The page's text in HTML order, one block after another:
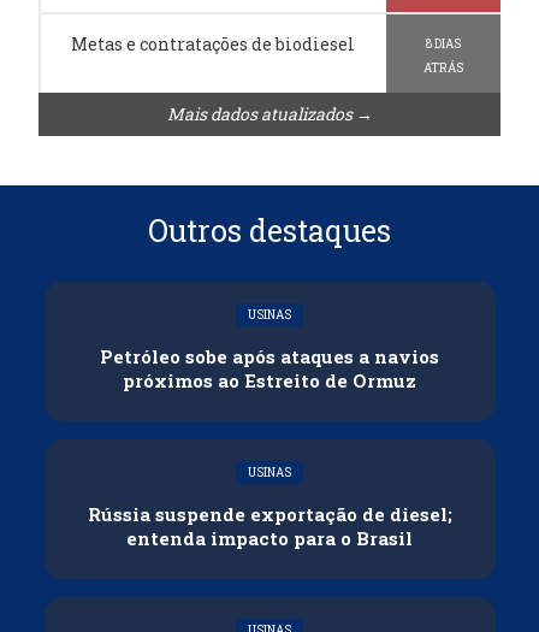
Metas e contratações de biodiesel
8 DIAS
ATRÁS
Mais dados atualizados →
Outros destaques
USINAS
Petróleo sobe após ataques a navios
próximos ao Estreito de Ormuz
USINAS
Rússia suspende exportação de diesel;
entenda impacto para o Brasil